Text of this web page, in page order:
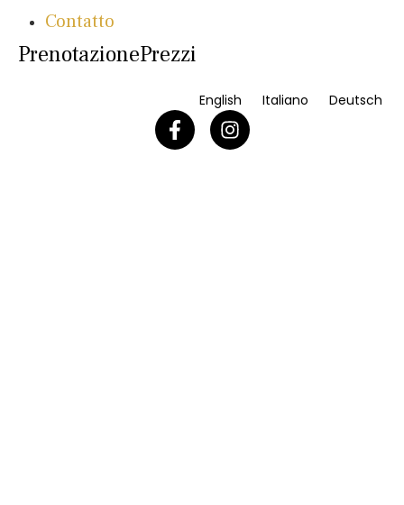
Contatto
PrenotazionePrezzi
English Italiano Deutsch